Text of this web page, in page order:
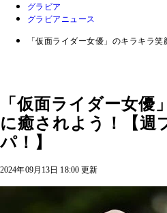
グラビア
グラビアニュース
「仮面ライダー女優」のキラキラ
「仮面ライダー女優
に癒されよう！【週
パ！】
2024年09月13日 18:00 更新